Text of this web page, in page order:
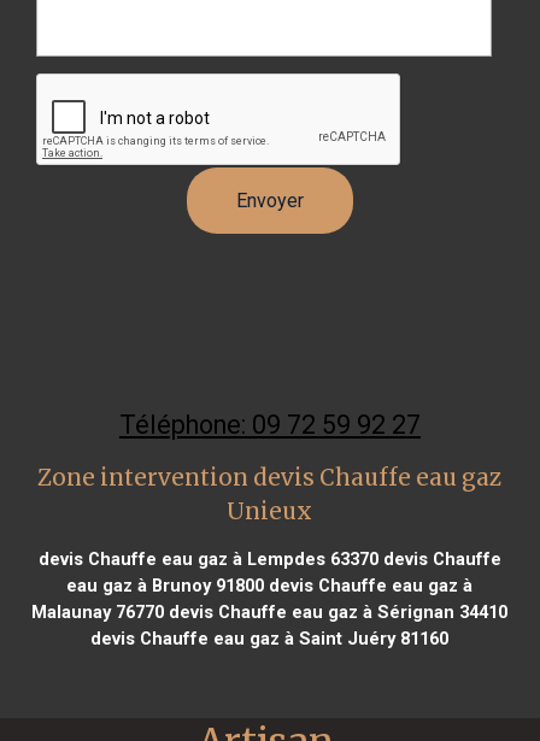
Téléphone: 09 72 59 92 27
Zone intervention devis Chauffe eau gaz
Unieux
devis Chauffe eau gaz à Lempdes 63370devis Chauffe
eau gaz à Brunoy 91800 devis Chauffe eau gaz à
Malaunay 76770 devis Chauffe eau gaz à Sérignan 34410
devis Chauffe eau gaz à Saint Juéry 81160